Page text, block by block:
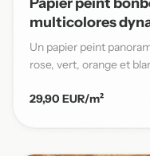
multicolores
Un papier peint
rose, vert, orange et
29,90 EUR/m²